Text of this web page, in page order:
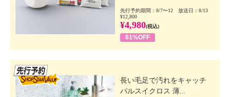
先行予約期間：8/7〜12 放送日：8/13
¥12,800
¥4,980(税込)
61%OFF
長い毛足で汚れをキャッチ
パルスイクロス 薄...